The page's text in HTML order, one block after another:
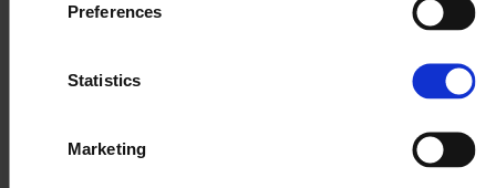
Preferences
Statistics
Marketing